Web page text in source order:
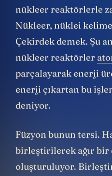
nükleer reaktörlerle
Nükleer, nüklei
Çekirdek demek. Şu
nükleer reaktörler
parçalayarak enerji
enerji çıkartan bu
deniyor.
Füzyon bunun tersi.
birleştirilerek ağır bir
oluşturuluyor.